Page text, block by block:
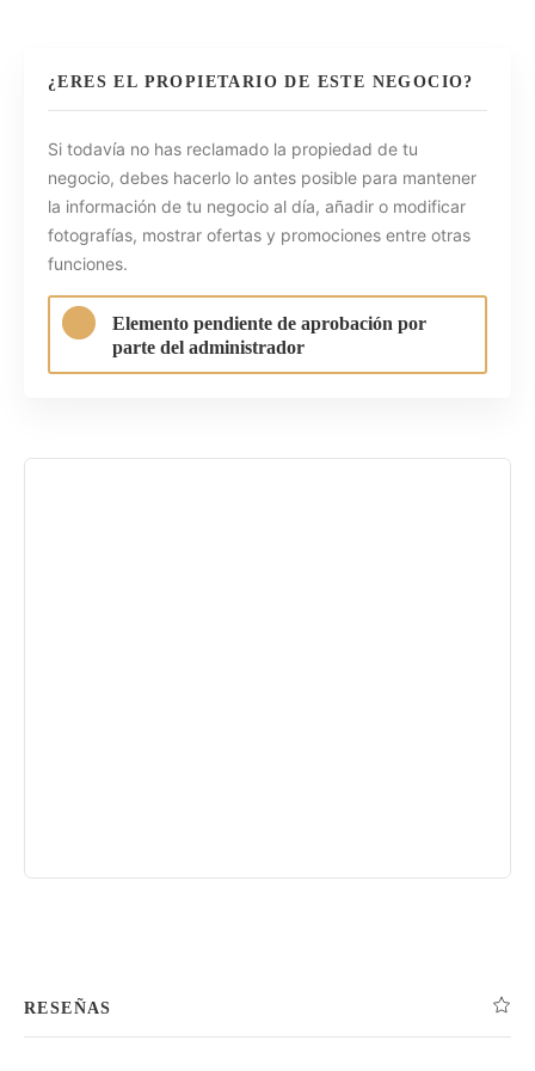
¿ERES EL PROPIETARIO DE ESTE NEGOCIO?
Si todavía no has reclamado la propiedad de tu
negocio, debes hacerlo lo antes posible para mantener
la información de tu negocio al día, añadir o modificar
fotografías, mostrar ofertas y promociones entre otras
funciones.
Elemento pendiente de aprobación por
parte del administrador
RESEÑAS